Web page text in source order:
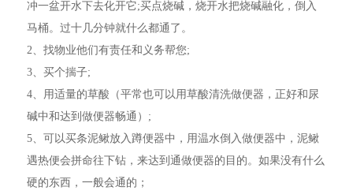
冲一盆开水下去化开它;买点烧碱，烧开水把烧碱融化，倒入
马桶。过十几分钟就什么都通了。
2、找物业他们有责任和义务帮您;
3、买个揣子;
4、用适量的草酸（平常也可以用草酸清洗做便器，正好和尿
碱中和达到做便器畅通）;
5、可以买条泥鳅放入蹲便器中，用温水倒入做便器中，泥鳅
遇热便会拼命往下钻，来达到通做便器的目的。如果没有什么
硬的东西，一般会通的；